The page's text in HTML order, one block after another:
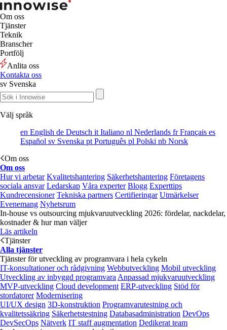
Om oss
Tjänster
Teknik
Branscher
Portfölj
Anlita oss
Kontakta oss
sv Svenska
Välj språk
en English de Deutsch it Italiano nl Nederlands frFrançais es
Español sv Svenska pt Português pl Polski nb Norsk
Om oss
Om oss
Hur vi arbetar Kvalitetshantering Säkerhetshantering Företagens
sociala ansvar Ledarskap Våra experter Blogg Experttips
Kundrecensioner Tekniska partners Certifieringar Utmärkelser
Evenemang Nyhetsrum
In-house vs outsourcing mjukvaruutveckling 2026: fördelar, nackdelar,
kostnader & hur man väljer
Läs artikeln
Tjänster
Alla tjänster
Tjänster för utveckling av programvara i hela cykeln
IT-konsultationer och rådgivning Webbutveckling Mobil utveckling
Utveckling av inbyggd programvara Anpassad mjukvaruutveckling
MVP-utveckling Cloud development ERP-utveckling Stöd för
stordatorer Modernisering
UI/UX design 3D-konstruktion Programvarutestning och
kvalitetssäkring Säkerhetstestning Databasadministration DevOps
DevSecOps Nätverk IT staff augmentation Dedikerat team